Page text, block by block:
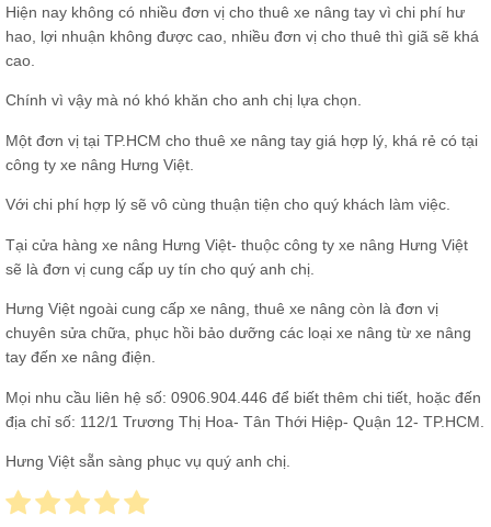
Hiện nay không có nhiều đơn vị cho thuê xe nâng tay vì chi phí hư
hao, lợi nhuận không được cao, nhiều đơn vị cho thuê thì giã sẽ khá
cao.
Chính vì vậy mà nó khó khăn cho anh chị lựa chọn.
Một đơn vị tại TP.HCM cho thuê xe nâng tay giá hợp lý, khá rẻ có tại
công ty xe nâng Hưng Việt.
Với chi phí hợp lý sẽ vô cùng thuận tiện cho quý khách làm việc.
Tại cửa hàng xe nâng Hưng Việt- thuộc công ty xe nâng Hưng Việt
sẽ là đơn vị cung cấp uy tín cho quý anh chị.
Hưng Việt ngoài cung cấp xe nâng, thuê xe nâng còn là đơn vị
chuyên sửa chữa,
phục hồi bảo dưỡng các loại xe nâng từ xe nâng
tay đến xe nâng điện.
Mọi nhu cầu liên hệ số: 0906.904.446 để biết thêm chi tiết, hoặc đến
địa chỉ số: 112/1 Trương Thị Hoa- Tân Thới Hiệp- Quận 12- TP.HCM.
Hưng Việt sẵn sàng phục vụ quý anh chị.